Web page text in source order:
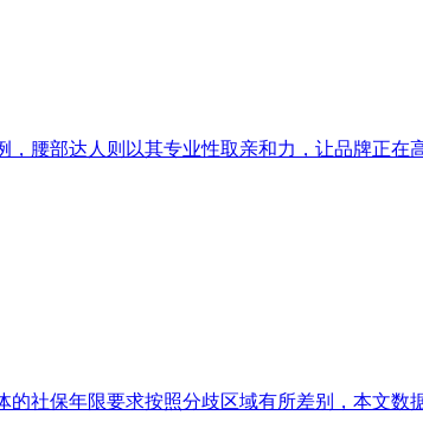
腰部达人则以其专业性取亲和力，让品牌正在
社保年限要求按照分歧区域有所差别，本文数